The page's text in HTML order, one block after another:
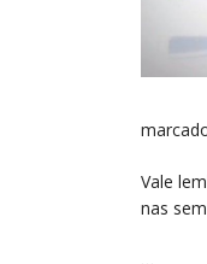
Vale
nas